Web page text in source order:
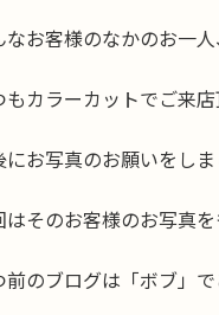
なお客様のなかのお一
もカラーカットでご来店
にお写真のお願いをし
はそのお客様のお写真
前のブログは「ボブ」で